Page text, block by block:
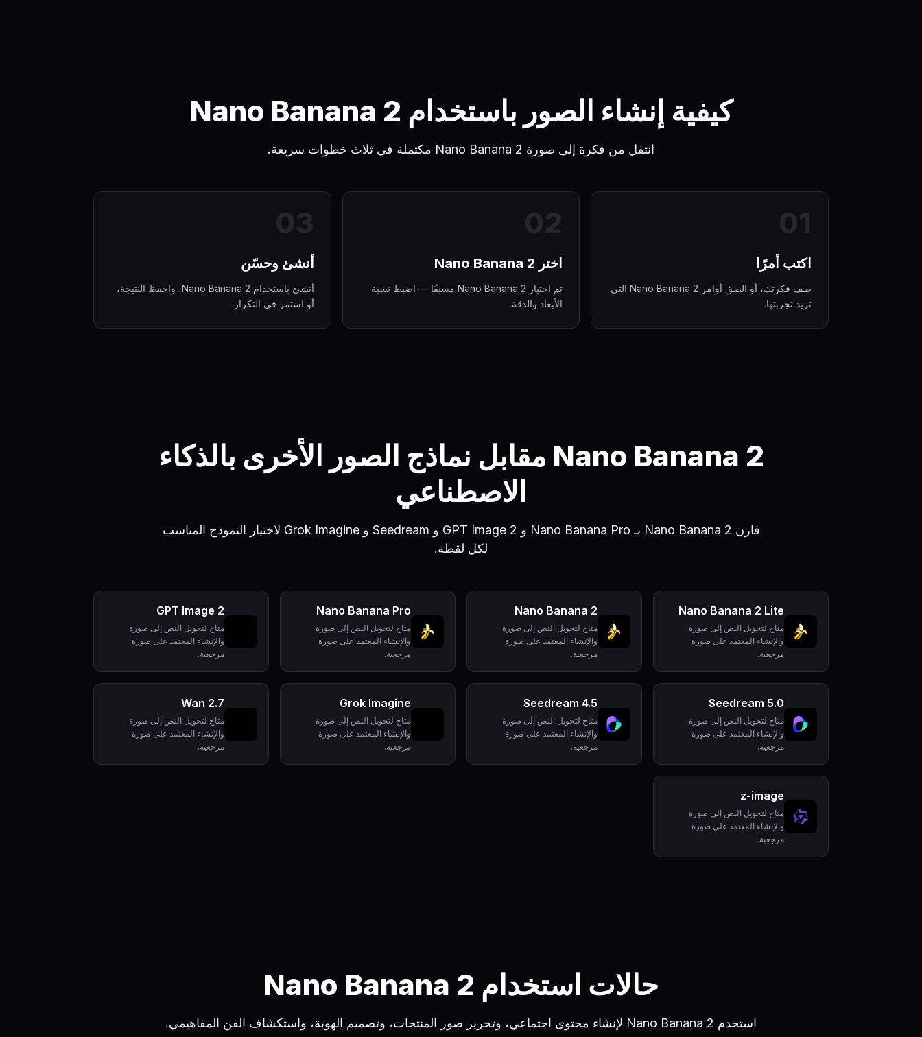
كيفية إنشاء الصور باستخدام Nano Banana 2
انتقل من فكرة إلى صورة Nano Banana 2 مكتملة في ثلاث خطوات سريعة.
01
اكتب أمرًا
صف فكرتك، أو الصق أوامر Nano Banana 2 التي
تريد تجربتها.
02
اختر Nano Banana 2
تم اختيار Nano Banana 2 مسبقًا — اضبط نسبة
الأبعاد والدقة.
03
أنشئ وحسّن
أنشئ باستخدام Nano Banana 2، واحفظ النتيجة،
أو استمر في التكرار.
Nano Banana 2 مقابل نماذج الصور الأخرى بالذكاء
الاصطناعي
قارن Nano Banana 2 بـ Nano Banana Pro و GPT Image 2 و Seedream و Grok Imagine لاختيار النموذج المناسب
لكل لقطة.
Nano Banana 2 Lite
متاح لتحويل النص إلى صورة
والإنشاء المعتمد على صورة
مرجعية.
Nano Banana 2
متاح لتحويل النص إلى صورة
والإنشاء المعتمد على صورة
مرجعية.
Nano Banana Pro
متاح لتحويل النص إلى صورة
والإنشاء المعتمد على صورة
مرجعية.
GPT Image 2
متاح لتحويل النص إلى صورة
والإنشاء المعتمد على صورة
مرجعية.
Seedream 5.0
متاح لتحويل النص إلى صورة
والإنشاء المعتمد على صورة
مرجعية.
Seedream 4.5
متاح لتحويل النص إلى صورة
والإنشاء المعتمد على صورة
مرجعية.
Grok Imagine
متاح لتحويل النص إلى صورة
والإنشاء المعتمد على صورة
مرجعية.
Wan 2.7
متاح لتحويل النص إلى صورة
والإنشاء المعتمد على صورة
مرجعية.
z-image
متاح لتحويل النص إلى صورة
والإنشاء المعتمد على صورة
مرجعية.
حالات استخدام Nano Banana 2
استخدم Nano Banana 2 لإنشاء محتوى اجتماعي، وتحرير صور المنتجات، وتصميم الهوية، واستكشاف الفن المفاهيمي.